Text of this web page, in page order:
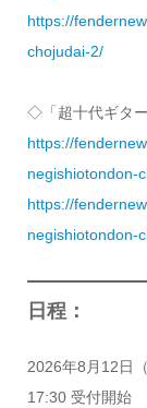
https://
chojudai-2/
◇「超十代ギタ
https://
negishiotondon-
https://
negishiotondon-
日程：
2026年8月12日（
17:30 受付開始